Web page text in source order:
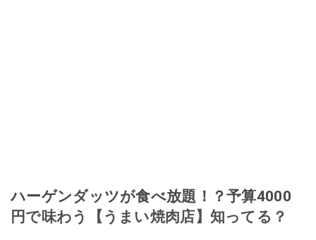
ハーゲンダッツが食べ放題！？予算4000
円で味わう【うまい焼肉店】知ってる？